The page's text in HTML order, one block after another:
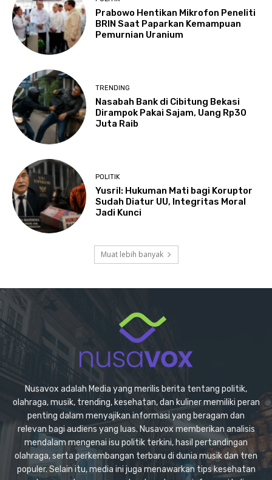
Prabowo Hentikan Mikrofon Peneliti
BRIN Saat Paparkan Kemampuan
Pemurnian Uranium
TRENDING
Nasabah Bank di Cibitung Bekasi
Dirampok Pakai Sajam, Uang Rp30
Juta Raib
POLITIK
Yusril: Hukuman Mati bagi Koruptor
Sudah Diatur UU, Integritas Moral
Jadi Kunci
Muat lebih banyak
Nusavox adalah Media yang merilis berita tentang politik,
olahraga, musik, trending, kesehatan, dan kuliner memiliki peran
penting dalam menyajikan informasi yang beragam dan
relevan bagi audiens yang luas. Nusavox memberikan analisis
mendalam mengenai isu politik terkini, hasil pertandingan
olahraga, serta perkembangan terbaru di dunia musik dan tren
populer. Selain itu, media ini juga menawarkan tips kesehatan